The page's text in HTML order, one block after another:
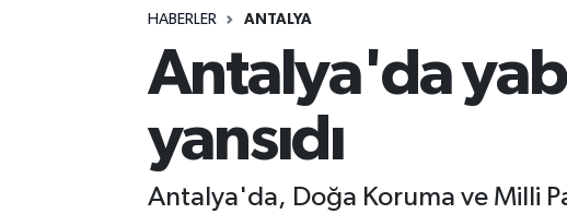
HABERLER ANTALYA
Antalya'da
yansıdı
Antalya'da, Doğa Koruma ve Milli